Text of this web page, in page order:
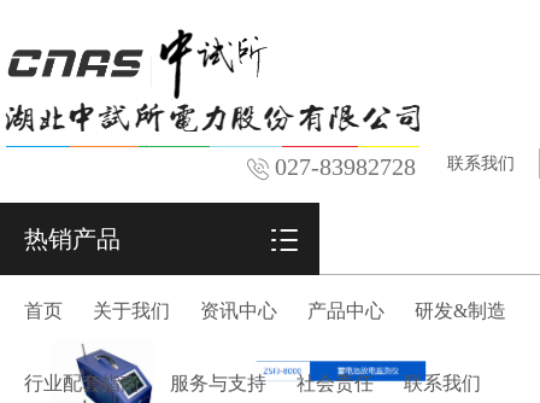
027-83982728 联系我们
热销产品
首页 关于我们 资讯中心 产品中心 研发&制造
行业配套指南 服务与支持 社会责任 联系我们